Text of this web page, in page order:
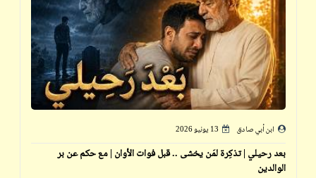
ابن أبي صادق 13 يونيو 2026
بعد رحيلي | تذكِرة لمَن يخشى .. قبل فوات الأوان | مع حكم عن بر
الوالدين